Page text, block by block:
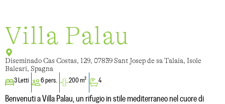
Villa Palau
Diseminado Cas Costas, 129, 07839 Sant Josep de sa Talaia, Isole
Baleari, Spagna
3 Letti 6 pers. 200 m² 4
Benvenuti a Villa Palau, un rifugio in stile mediterraneo nel cuore di